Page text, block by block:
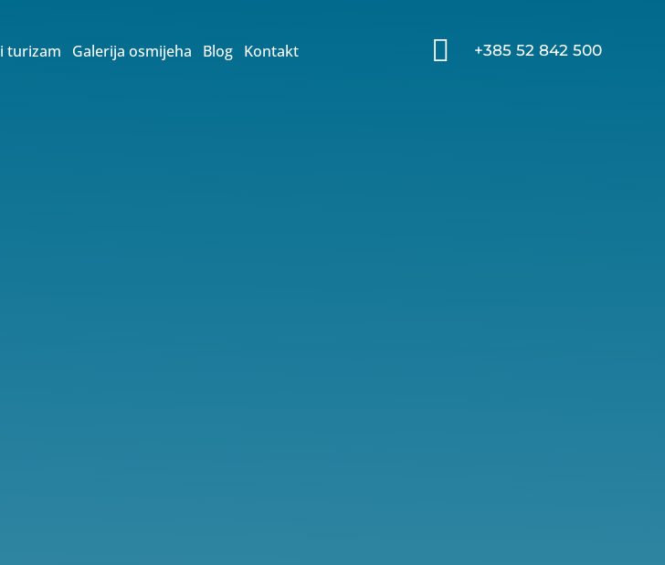
turizam Galerija osmijeha Blog Kontakt  +385 52 842 500